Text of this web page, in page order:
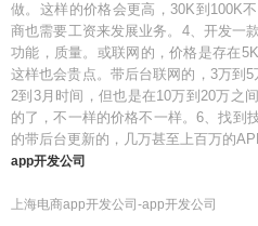
做。这样的价格会更高，30K到100K
商也需要工资来发展业务。4、开发一
功能，质量。或联网的，价格是存在
这样也会贵点。带后台联网的，3万到
2到3月时间，但也是在10万到20万之
的了，不一样的价格不一样。6、找到
的带后台更新的，几万甚至上百万的
app开发公司
上海电商app开发公司-app开发公司